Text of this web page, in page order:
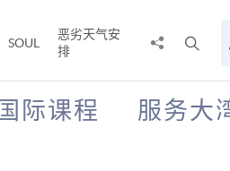
SOUL
恶劣天气安
排
搜
寻
介
国际课程 服务大